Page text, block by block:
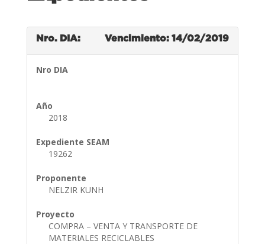
Nro. DIA: Vencimiento: 14/02/2019
Nro DIA
Año
2018
Expediente SEAM
19262
Proponente
NELZIR KUNH
Proyecto
COMPRA – VENTA Y TRANSPORTE DE
MATERIALES RECICLABLES